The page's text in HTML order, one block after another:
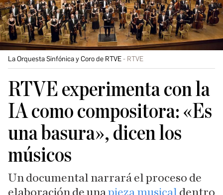
La Orquesta Sinfónica y Coro de RTVE RTVE
RTVE experimenta con la
IA como compositora: «Es
una basura», dicen los
músicos
Un documental narrará el proceso de
elaboración de unapieza musical dentro